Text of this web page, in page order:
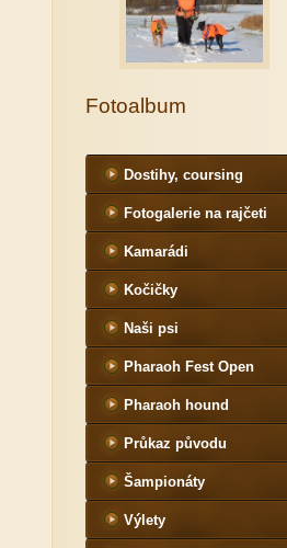
Fotoalbum
Dostihy, coursing
Fotogalerie na rajčeti
Kamarádi
Kočičky
Naši psi
Pharaoh Fest Open
Pharaoh hound
Průkaz původu
Šampionáty
Výlety